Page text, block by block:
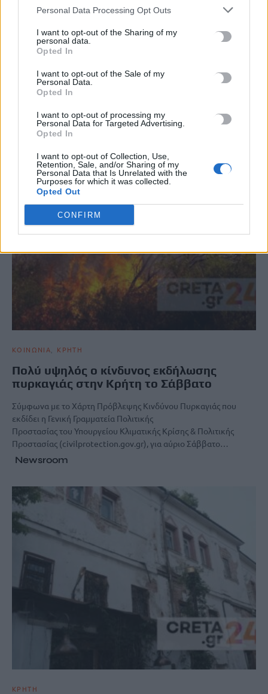
Personal Data Processing Opt Outs
I want to opt-out of the Sharing of my
personal data.
Opted In
I want to opt-out of the Sale of my
Personal Data.
Opted In
I want to opt-out of processing my
Personal Data for Targeted Advertising.
Opted In
I want to opt-out of Collection, Use,
Retention, Sale, and/or Sharing of my
Personal Data that Is Unrelated with the
Purposes for which it was collected.
Opted Out
CONFIRM
TRENDING
ΣΤΕΝΑ ΟΡΜΟΥΖ # ΟΦΗ #EUROPA LEAGUE
ΤΣΣΚΑ ΣΟΦΙΑΣ
ΣΧΕΤΙΚΆ ΆΡΘΡΑ
ΚΟΙΝΩΝΙΑ ΚΡΗΤΗ
Πολύ υψηλός ο κίνδυνος εκδήλωσης
πυρκαγιάς στην Κρήτη το Σάββατο
Σύμφωνα με το Χάρτη Πρόβλεψης Κινδύνου Πυρκαγιάς που
εκδίδει η Γενική Γραμματεία Πολιτικής
Προστασίας του Υπουργείου Κλιματικής Κρίσης & Πολιτικής
Προστασίας (civilprotection.gov.gr), για αύριο Σάββατο…
Newsroom
ΚΡΗΤΗ